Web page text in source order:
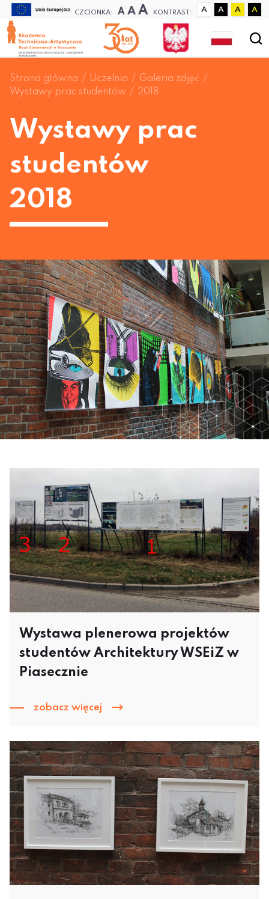
CZCIONKA: A A A KONTRAST: A A A A
Strona główna Uczelnia
Galeria zdjęć
Wystawy prac studentów
2018
Wystawy prac
studentów
2018
Wystawa plenerowa projektów
studentów Architektury WSEiZ w
Piasecznie
zobacz więcej